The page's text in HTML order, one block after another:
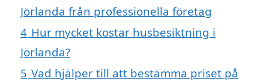
Jörlanda från professionella företag
4 Hur mycket kostar husbesiktning i
Jörlanda?
5 Vad hjälper till att bestämma priset på